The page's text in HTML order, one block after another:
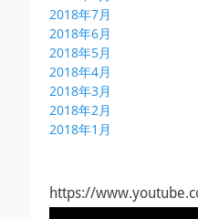
2018年7月
2018年6月
2018年5月
2018年4月
2018年3月
2018年2月
2018年1月
https://